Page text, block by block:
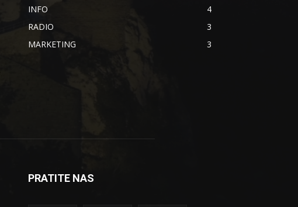
INFO
4
RADIO
3
MARKETING
3
PRATITE NAS